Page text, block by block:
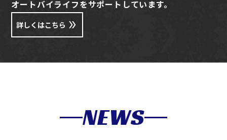
オートバイライフをサポートしています。
詳しくはこちら
NEWS